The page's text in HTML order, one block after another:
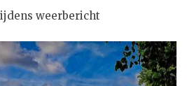
weerbericht